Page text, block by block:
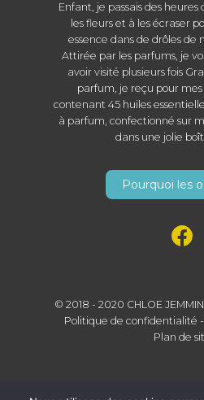
Enfant, je passais des
les fleurs et à les écraser
essence dans de drôles de
Attirée par les parfums, je
avoir visité plusieurs fois
parfum, je reçu pour mes
contenant 45 huiles
à parfum, confectionné sur
dans une jolie
Pourquoi les
© 2018 - 2020 CHLOE
Politique de confidentialité -
Plan de